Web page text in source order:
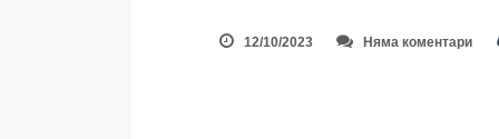
12/10/2023 Няма коментари